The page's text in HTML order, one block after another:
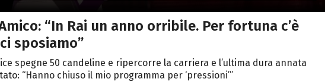
“In Rai un anno orribile. Per fortuna c’è
sposiamo”
spegne 50 candeline e ripercorre la carriera e l’ultima dura annata
“Hanno chiuso il mio programma per ‘pressioni’”